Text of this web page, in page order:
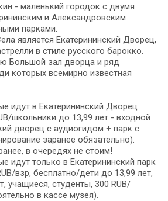
- маленький городок с двумя
и Александровским
парками.
является Екатерининский Дворец,
в стиле русского барокко.
Большой зал дворца и ряд
которых всемирно известная
идут в Екатерининский Дворец
школьники до 13,99 лет - входной
дворец с аудиогидом + парк с
заранее обязательно).
в очередях не стоим!
идут только в Екатерининский парк
взр, бесплатно/дети до 13,99 лет,
учащиеся, студенты, 300 RUB/
в кассе музея).